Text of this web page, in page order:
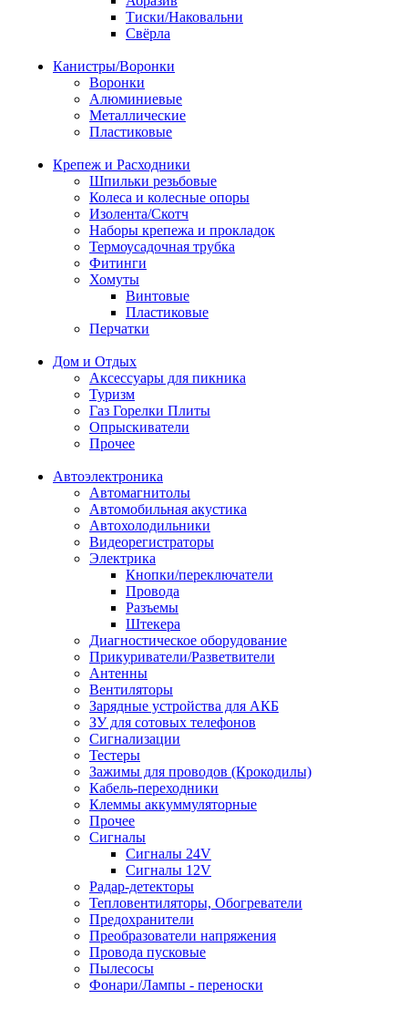
Тиски/Наковальни
Свёрла
Канистры/Воронки
Воронки
Алюминиевые
Металлические
Пластиковые
Крепеж и Расходники
Шпильки резьбовые
Колеса и колесные опоры
Изолента/Скотч
Наборы крепежа и прокладок
Термоусадочная трубка
Фитинги
Хомуты
Винтовые
Пластиковые
Перчатки
Дом и Отдых
Аксессуары для пикника
Туризм
Газ Горелки Плиты
Опрыскиватели
Прочее
Автоэлектроника
Автомагнитолы
Автомобильная акустика
Автохолодильники
Видеорегистраторы
Электрика
Кнопки/переключатели
Провода
Разъемы
Штекера
Диагностическое оборудование
Прикуриватели/Разветвители
Антенны
Вентиляторы
Зарядные устройства для АКБ
ЗУ для сотовых телефонов
Сигнализации
Тестеры
Зажимы для проводов (Крокодилы)
Кабель-переходники
Клеммы аккуммуляторные
Прочее
Сигналы
Сигналы 24V
Сигналы 12V
Радар-детекторы
Тепловентиляторы, Обогреватели
Предохранители
Преобразователи напряжения
Провода пусковые
Пылесосы
Фонари/Лампы - переноски